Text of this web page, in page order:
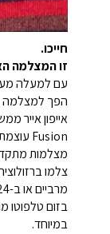
חייכו.
זו המצלמה
עם למעלה
הפך למצלמה
אייפון אייר
מצלמות
במיוחד.